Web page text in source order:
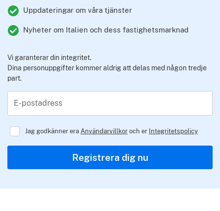
Uppdateringar om våra tjänster
Nyheter om Italien och dess fastighetsmarknad
Vi garanterar din integritet.
Dina personuppgifter kommer aldrig att delas med någon tredje
part.
E-postadress
Jag godkänner era Användarvillkoroch er Integritetspolicy
Regulator
Registrera dig nu